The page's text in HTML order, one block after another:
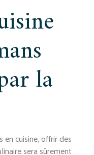
la
cuisine, offrir des
sera sûrement